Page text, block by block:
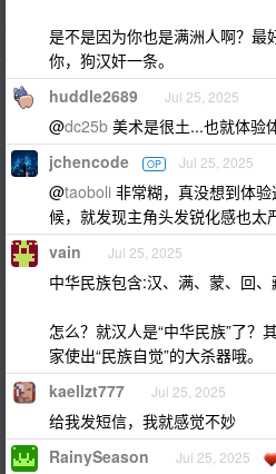
是不是因为你也是满洲人啊？最
你，狗汉奸一条。
huddle2689 Jul 25, 2025
@dc25b 美术是很土...也就体验
jchencode OP Jul 25, 2025
@taoboli 非常糊，真没想到体
候，就发现主角头发锐化感也太
vain Jul 25, 2025
中华民族包含:汉、满、蒙、回、
怎么？就汉人是“中华民族”了？
家使出“民族自觉”的大杀器哦。
kaellzt777 Jul 25, 2025
给我发短信，我就感觉不妙
RainySeason Jul 25, 2025